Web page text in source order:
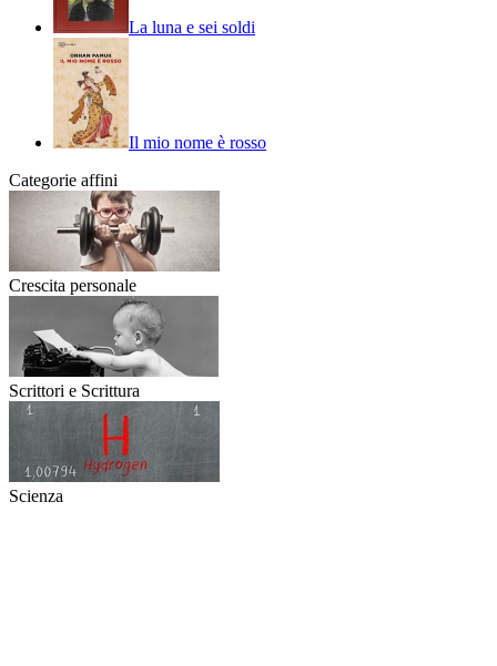
La luna e sei soldi
Il mio nome è rosso
Categorie affini
Crescita personale
Scrittori e Scrittura
Scienza